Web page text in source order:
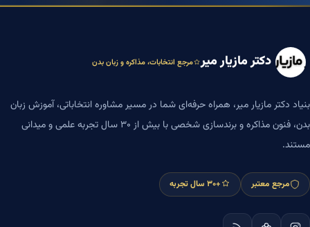
دکتر مازیار میر مرجع انتخابات، مذاکره و زبان بدن
بنیاد دکتر مازیار میر، همراه حرفه‌ای شما در مسیر مشاوره انتخاباتی، آموزش زبان
بدن، فنون مذاکره و برندسازی شخصی با بیش از ۳۰ سال تجربه علمی و میدانی
مستند.
مرجع معتبر +۳۰ سال تجربه